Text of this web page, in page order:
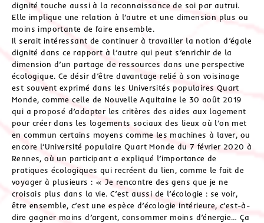
dignité touche aussi à la reconnaissance de soi par autrui.
Elle implique une relation à l’autre et une dimension plus ou
moins importante de faire ensemble.
Il serait intéressant de continuer à travailler la notion d’égale
dignité dans ce rapport à l’autre qui peut s’enrichir de la
dimension d’un partage de ressources dans une perspective
écologique. Ce désir d’être davantage relié à son voisinage
est souvent exprimé dans les Universités populaires Quart
Monde, comme celle de Nouvelle Aquitaine le 30 août 2019
qui a proposé d’adapter les critères des aides aux logement
pour créer dans les logements sociaux des lieux où l’on met
en commun certains moyens comme les machines à laver, ou
encore l’Université populaire Quart Monde du 7 février 2020 à
Rennes, où un participant a expliqué l’importance de
pratiques écologiques qui recréent du lien, comme le fait de
voyager à plusieurs : « Je rencontre des gens que je ne
croisais plus dans la vie. C’est aussi de l’écologie : se voir,
être ensemble, c’est une espèce d’écologie intérieure, c’est-à-
dire gagner moins d’argent, consommer moins d’énergie… Ça